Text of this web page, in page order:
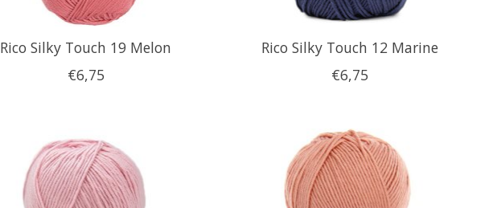
Rico Silky Touch 19 Melon
€6,75
Rico Silky Touch 12 Marine
€6,75